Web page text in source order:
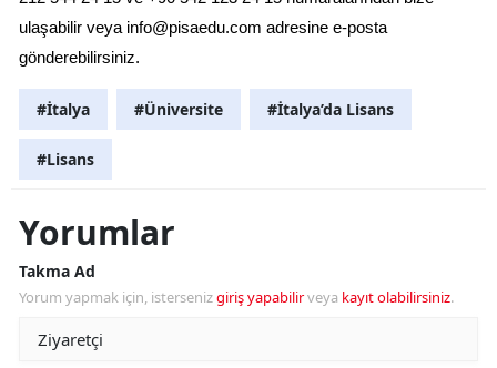
ulaşabilir veya info@pisaedu.com adresine e-posta
gönderebilirsiniz.
#İtalya #Üniversite #İtalya’da Lisans
#Lisans
Yorumlar
Takma Ad
Yorum yapmak için, istersenizgiriş yapabilirveya kayıt olabilirsiniz.